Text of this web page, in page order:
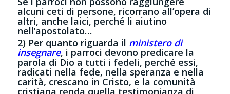
alcuni ceti di persone, ricorrano all’opera di
altri, anche laici, perché li aiutino
nell’apostolato…
2) Per quanto riguarda il ministero di
insegnare, i parroci devono predicare la
parola di Dio a tutti i fedeli, perché essi,
radicati nella fede, nella speranza e nella
carità, crescano in Cristo, e la comunità
cristiana renda quella testimonianza di